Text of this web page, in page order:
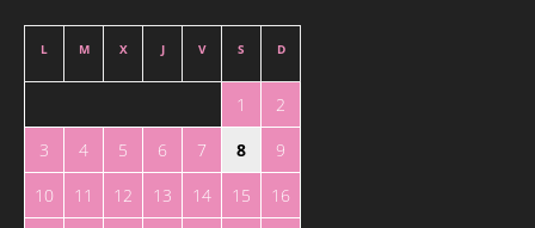
L M X J V S D
1
2
3
4 5 6 7 8
9
10
11 12 13 14 15
16